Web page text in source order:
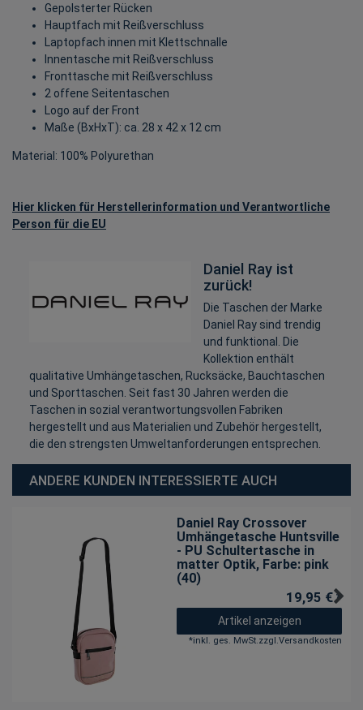
Gepolsterter Rücken
Hauptfach mit Reißverschluss
Laptopfach innen mit Klettschnalle
Innentasche mit Reißverschluss
Fronttasche mit Reißverschluss
2 offene Seitentaschen
Logo auf der Front
Maße (BxHxT): ca. 28 x 42 x 12 cm
Material: 100% Polyurethan
Hier klicken für Herstellerinformation und Verantwortliche
Person für die EU
Daniel Ray ist
zurück!
Die Taschen der Marke
Daniel Ray sind trendig
und funktional. Die
Kollektion enthält
qualitative Umhängetaschen, Rucksäcke, Bauchtaschen
und Sporttaschen. Seit fast 30 Jahren werden die
Taschen in sozial verantwortungsvollen Fabriken
hergestellt und aus Materialien und Zubehör hergestellt,
die den strengsten Umweltanforderungen entsprechen.
ANDERE KUNDEN INTERESSIERTE AUCH
Daniel Ray Crossover
Umhängetasche Huntsville
- PU Schultertasche in
matter Optik, Farbe: pink
(40)
19,95 € *
Artikel anzeigen
*inkl. ges. MwSt.zzgl.Versandkosten